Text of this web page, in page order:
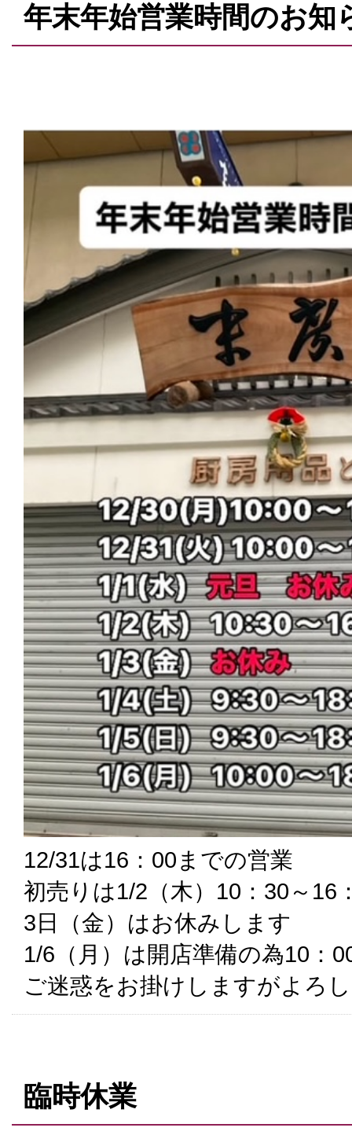
年末年始営業時間のお知
12/31は16：00までの営業
初売りは1/2（木）10：30～16
3日（金）はお休みします
1/6（月）は開店準備の為10：
ご迷惑をお掛けしますがよろ
臨時休業